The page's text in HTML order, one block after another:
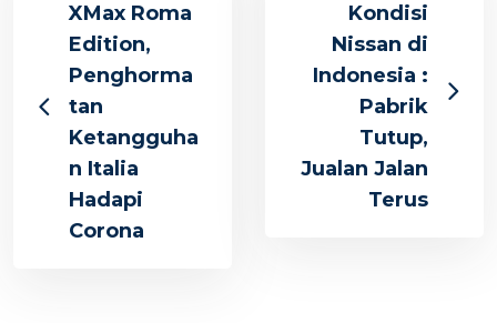
XMax Roma
Edition,
Penghorma
tan
Ketangguha
n Italia
Hadapi
Corona
Kondisi
Nissan di
Indonesia :
Pabrik
Tutup,
Jualan Jalan
Terus